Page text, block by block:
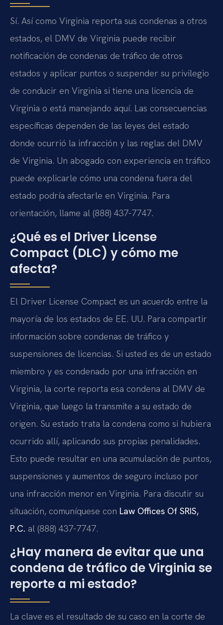
Sí. Así como Virginia reporta sus condenas a otros
estados, el DMV de Virginia puede recibir
notificación de condenas de tráfico de otros
estados y aplicar puntos o suspender su privilegio
de conducir en Virginia si tiene una licencia de
Virginia o está manejando aquí. Las consecuencias
específicas dependen de las leyes del estado
donde ocurrió la infracción y las reglas del DMV
de Virginia. Un abogado con experiencia en tráfico
puede explicarle cómo una condena fuera del
estado podría afectarle en Virginia. Para
orientación, llame al (888) 437-7747.
¿Qué es el Driver License
Compact (DLC) y cómo me
afecta?
El Driver License Compact es un acuerdo entre la
mayoría de los estados de EE. UU. Para compartir
información sobre condenas de tráfico y
suspensiones de licencias. Si usted es de un estado
miembro y es condenado por una infracción en
Virginia, la corte reporta esa condena al DMV de
Virginia, que luego la transmite a su estado de
origen. Su estado trata la condena como si hubiera
ocurrido allí, aplicando sus propias penalidades.
Esto puede resultar en una acumulación de puntos,
suspensiones y aumentos de seguro incluso por
una infracción menor en Virginia. Para discutir su
situación, comuníquese con Law Offices Of SRIS,
P.C. al (888) 437-7747.
¿Hay manera de evitar que una
condena de tráfico de Virginia se
reporte a mi estado?
La clave es el resultado de su caso en la corte de